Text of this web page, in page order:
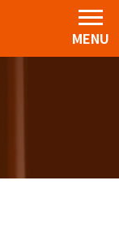
MENU